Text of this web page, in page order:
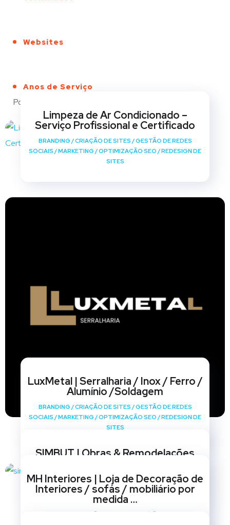
Websites
Anos de Serviço
Portfólio
Limpeza de Ar Condicionado –
Serviço Profissional e Certificado
BRANDING /CRIAÇÃO DE SITES /GESTÃO DE REDES
SOCIAIS /MARKETING /OPTIMIZAÇÃO SEO /REDESIGN DE
SITES
LuxMetal | Serralharia / Inox / Ferro /
Alumínio /Soldagem
BRANDING /CRIAÇÃO DE SITES /GESTÃO DE REDES
SOCIAIS /MARKETING /OPTIMIZAÇÃO SEO /REDESIGN DE
SITES
SIMBUT | Obras & Remodelações
SOCIAIS /MARKETING OPTIMIZAÇÃO SEO/ REDESIGN DE
SITES
MH Interiores | Loja de Decoração de
Interiores / sofás / mobiliário por
medida …